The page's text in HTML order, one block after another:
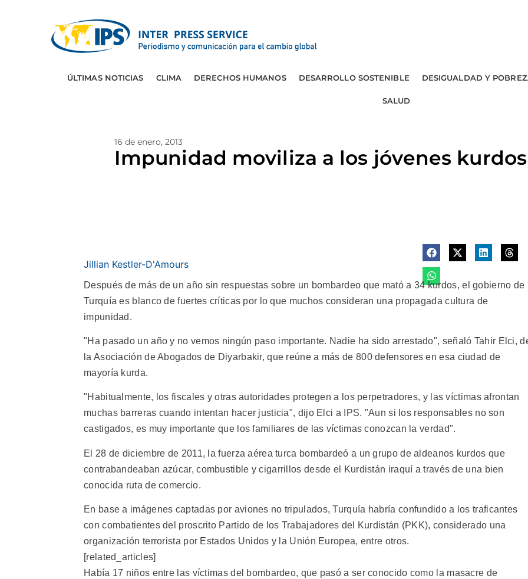
ÚLTIMAS NOTICIAS CLIMA DERECHOS HUMANOS DESARROLLO SOSTENIBLE DESIGUALDAD Y
SALUD
16 de enero, 2013
Impunidad moviliza a los jóvenes
Jillian Kestler-D'Amours
Después de más de un año sin respuestas sobre un bombardeo que mató a 34 kurdos, el gobierno de
Turquía es blanco de fuertes críticas por lo que muchos consideran una propagada cultura de
impunidad.
"Ha pasado un año y no vemos ningún paso importante. Nadie ha sido arrestado", señaló Tahir Elci,
la Asociación de Abogados de Diyarbakir, que reúne a más de 800 defensores en esa ciudad de
mayoría kurda.
"Habitualmente, los fiscales y otras autoridades protegen a los perpetradores, y las víctimas afrontan
muchas barreras cuando intentan hacer justicia", dijo Elci a IPS. "Aun si los responsables no son
castigados, es muy importante que los familiares de las víctimas conozcan la verdad".
El 28 de diciembre de 2011, la fuerza aérea turca bombardeó a un grupo de aldeanos kurdos que
contrabandeaban azúcar, combustible y cigarrillos desde el Kurdistán iraquí a través de una bien
conocida ruta de comercio.
En base a imágenes captadas por aviones no tripulados, Turquía habría confundido a los traficantes
con combatientes del proscrito Partido de los Trabajadores del Kurdistán (PKK), considerado una
organización terrorista por Estados Unidos y la Unión Europea, entre otros.
[related_articles]
Había 17 niños entre las víctimas del bombardeo, que pasó a ser conocido como la masacre de